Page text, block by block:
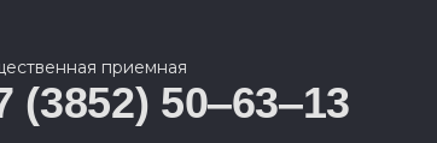
приемная
(3852) 50‒63‒13